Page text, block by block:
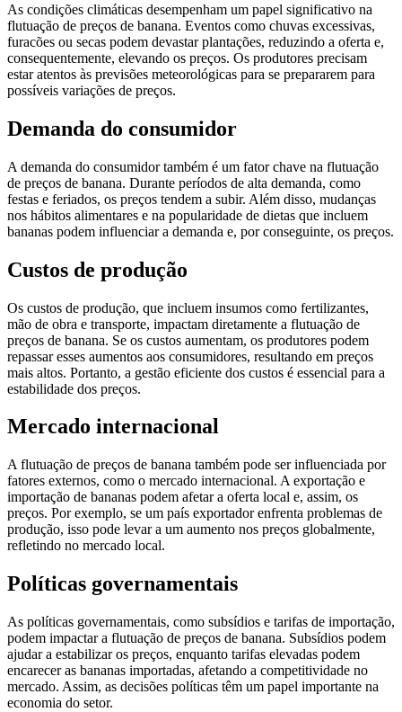
As condições climáticas desempenham um papel significativo na
flutuação de preços de banana. Eventos como chuvas excessivas,
furacões ou secas podem devastar plantações, reduzindo a oferta e,
consequentemente, elevando os preços. Os produtores precisam
estar atentos às previsões meteorológicas para se prepararem para
possíveis variações de preços.
Demanda do consumidor
A demanda do consumidor também é um fator chave na flutuação
de preços de banana. Durante períodos de alta demanda, como
festas e feriados, os preços tendem a subir. Além disso, mudanças
nos hábitos alimentares e na popularidade de dietas que incluem
bananas podem influenciar a demanda e, por conseguinte, os preços.
Custos de produção
Os custos de produção, que incluem insumos como fertilizantes,
mão de obra e transporte, impactam diretamente a flutuação de
preços de banana. Se os custos aumentam, os produtores podem
repassar esses aumentos aos consumidores, resultando em preços
mais altos. Portanto, a gestão eficiente dos custos é essencial para a
estabilidade dos preços.
Mercado internacional
A flutuação de preços de banana também pode ser influenciada por
fatores externos, como o mercado internacional. A exportação e
importação de bananas podem afetar a oferta local e, assim, os
preços. Por exemplo, se um país exportador enfrenta problemas de
produção, isso pode levar a um aumento nos preços globalmente,
refletindo no mercado local.
Políticas governamentais
As políticas governamentais, como subsídios e tarifas de importação,
podem impactar a flutuação de preços de banana. Subsídios podem
ajudar a estabilizar os preços, enquanto tarifas elevadas podem
encarecer as bananas importadas, afetando a competitividade no
mercado. Assim, as decisões políticas têm um papel importante na
economia do setor.